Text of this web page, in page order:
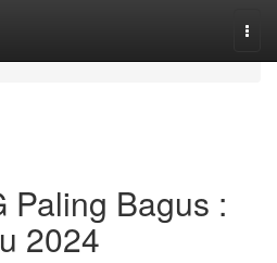
Paling Bagus :
2024